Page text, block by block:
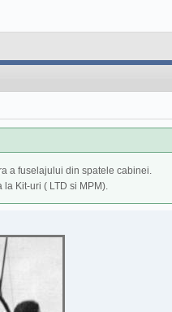
a fuselajului din spatele cabinei.
Kit-uri ( LTD si MPM).